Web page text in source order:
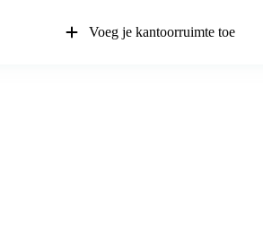
Voeg je kantoorruimte toe